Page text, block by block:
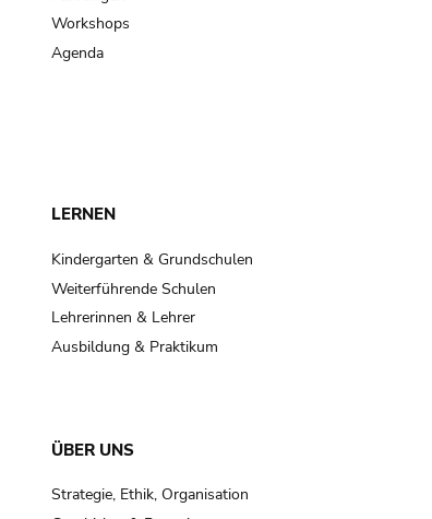
Workshops
Agenda
LERNEN
Kindergarten & Grundschulen
Weiterführende Schulen
Lehrerinnen & Lehrer
Ausbildung & Praktikum
ÜBER UNS
Strategie, Ethik, Organisation